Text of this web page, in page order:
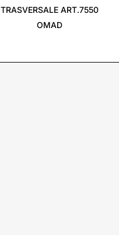
TRASVERSALE ART.7550
OMAD